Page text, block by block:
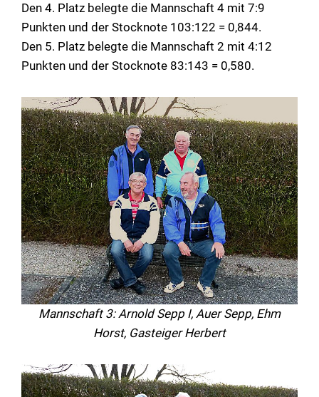
Den 4. Platz belegte die Mannschaft 4 mit 7:9
Punkten und der Stocknote 103:122 = 0,844.
Den 5. Platz belegte die Mannschaft 2 mit 4:12
Punkten und der Stocknote 83:143 = 0,580.
Mannschaft 3: Arnold Sepp I, Auer Sepp, Ehm
Horst, Gasteiger Herbert